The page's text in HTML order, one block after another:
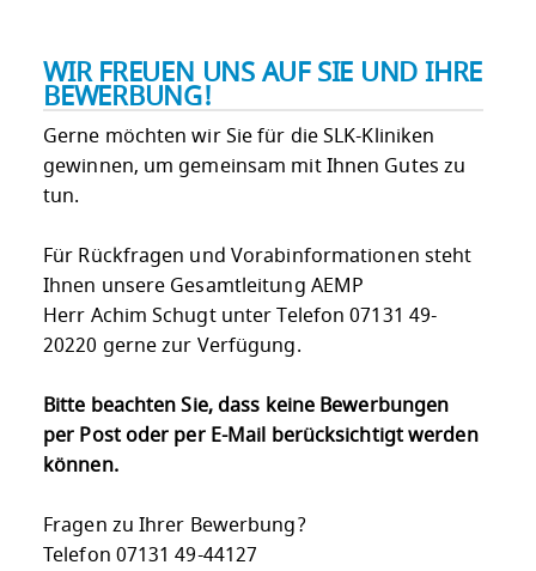
WIR FREUEN UNS AUF SIE UND IHRE
BEWERBUNG!
Gerne möchten wir Sie für die SLK-Kliniken
gewinnen, um gemeinsam mit Ihnen Gutes zu
tun.
Für Rückfragen und Vorabinformationen steht
Ihnen unsere Gesamtleitung AEMP
Herr Achim Schugt unter Telefon 07131 49-
20220 gerne zur Verfügung.
Bitte beachten Sie, dass keine Bewerbungen
per Post oder per E-Mail berücksichtigt werden
können.
Fragen zu Ihrer Bewerbung?
Telefon 07131 49-44127